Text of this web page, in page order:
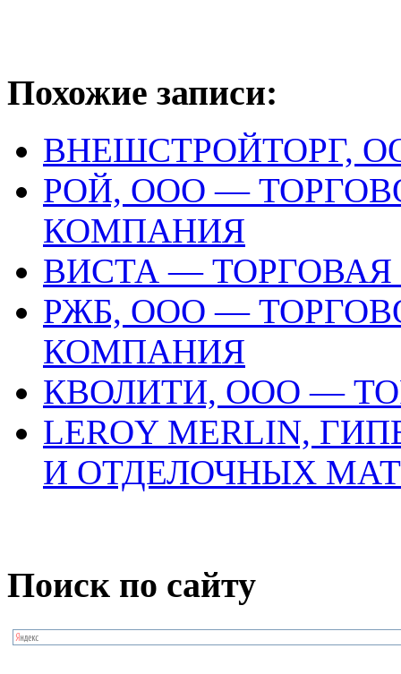
Похожие записи:
ВНЕШСТРОЙТОРГ,
РОЙ, ООО —
КОМПАНИЯ
ВИСТА —
РЖБ, ООО —
КОМПАНИЯ
КВОЛИТИ, ООО —
LEROY MERLIN,
И ОТДЕЛОЧНЫХ
Поиск по сайту